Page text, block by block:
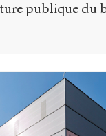
publique du